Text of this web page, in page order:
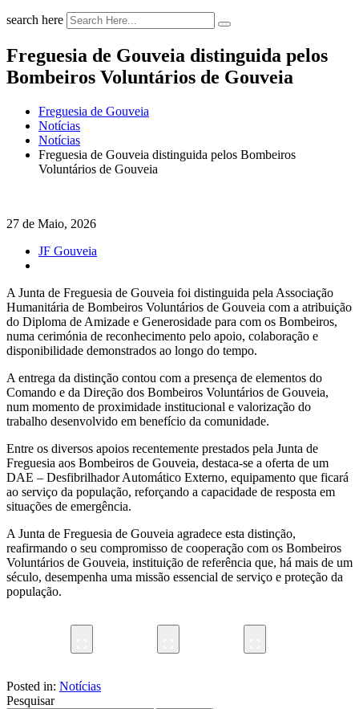
search here
Freguesia de Gouveia distinguida pelos
Bombeiros Voluntários de Gouveia
Freguesia de Gouveia
Notícias
Notícias
Freguesia de Gouveia distinguida pelos Bombeiros
Voluntários de Gouveia
27 de Maio, 2026
JF Gouveia
A Junta de Freguesia de Gouveia foi distinguida pela Associação
Humanitária de Bombeiros Voluntários de Gouveia com a atribuição
do Diploma de Amizade e Generosidade para com os Bombeiros,
numa cerimónia de reconhecimento pelo apoio, colaboração e
disponibilidade demonstrados ao longo do tempo.
A entrega da distinção contou com a presença de elementos do
Comando e da Direção dos Bombeiros Voluntários de Gouveia,
num momento de proximidade institucional e valorização do
trabalho desenvolvido em benefício da comunidade.
Entre os diversos apoios recentemente prestados pela Junta de
Freguesia aos Bombeiros de Gouveia, destaca-se a oferta de um
DAE – Desfibrilhador Automático Externo, equipamento que ficará
ao serviço da população, reforçando a capacidade de resposta em
situações de emergência.
A Junta de Freguesia de Gouveia agradece esta distinção,
reafirmando o seu compromisso de cooperação com os Bombeiros
Voluntários de Gouveia, instituição de referência que, há mais de um
século, desempenha uma missão essencial de serviço e proteção da
população.
Posted in: Notícias
Pesquisar